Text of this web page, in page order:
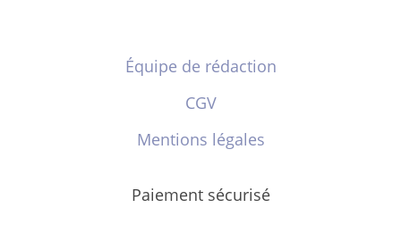
Équipe de rédaction
CGV
Mentions légales
Paiement sécurisé